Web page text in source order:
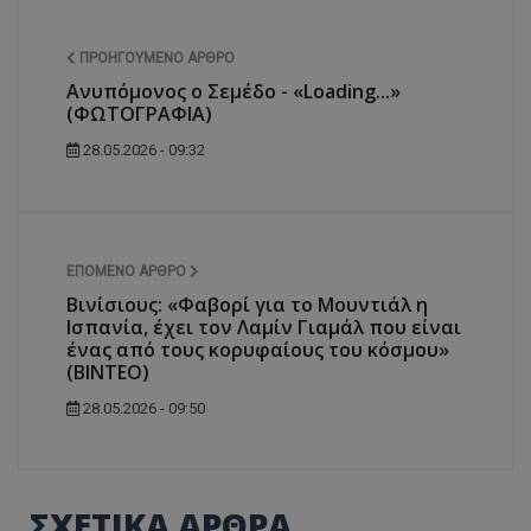
ΠΡΟΗΓΟΎΜΕΝΟ ΆΡΘΡΟ
Ανυπόμονος ο Σεμέδο - «Loading...»
(ΦΩΤΟΓΡΑΦΙΑ)
28.05.2026 - 09:32
ΕΠΌΜΕΝΟ ΆΡΘΡΟ
Βινίσιους: «Φαβορί για το Μουντιάλ η
Ισπανία, έχει τον Λαμίν Γιαμάλ που είναι
ένας από τους κορυφαίους του κόσμου»
(ΒΙΝΤΕΟ)
28.05.2026 - 09:50